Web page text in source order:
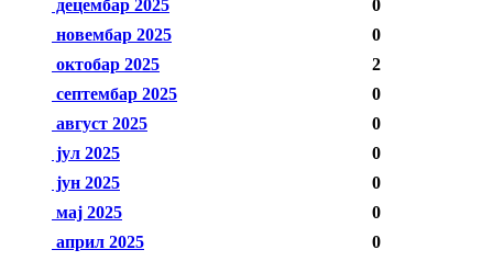
децембар 2025
0
новембар 2025
0
октобар 2025
2
септембар 2025
0
август 2025
0
јул 2025
0
јун 2025
0
мај 2025
0
април 2025
0